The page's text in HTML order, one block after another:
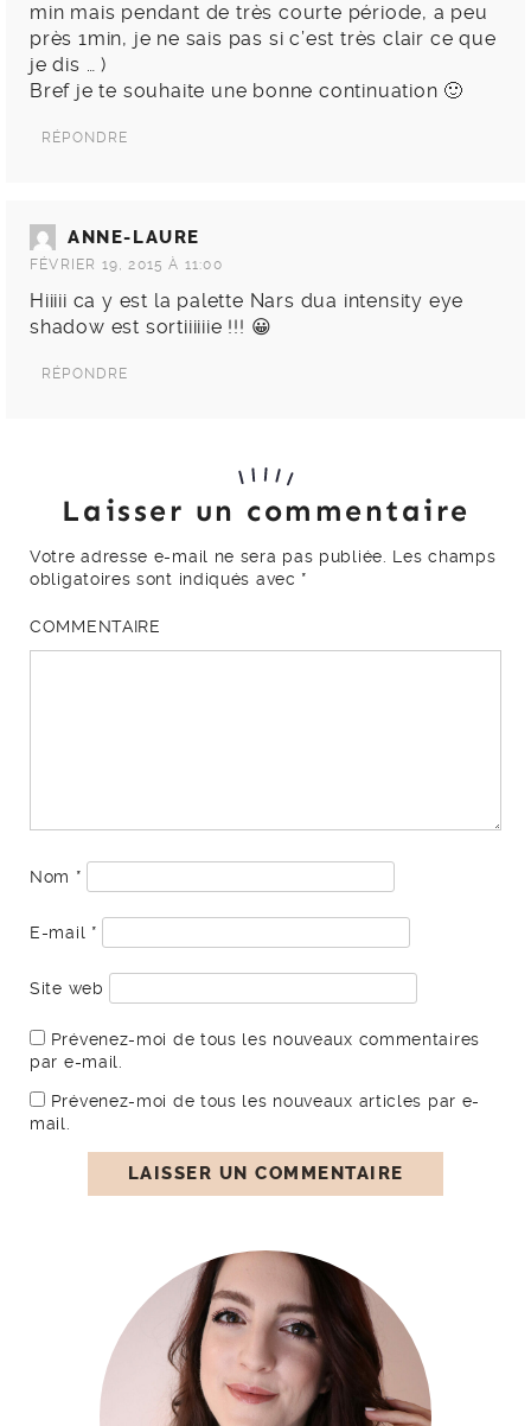
min mais pendant de très courte période, a peu
près 1min, je ne sais pas si c’est très clair ce que
je dis … )
Bref je te souhaite une bonne continuation 🙂
RÉPONDRE
ANNE-LAURE
FÉVRIER 19, 2015 À 11:00
Hiiiii ca y est la palette Nars dua intensity eye
shadow est sortiiiiiie !!! 😀
RÉPONDRE
Laisser un commentaire
Votre adresse e-mail ne sera pas publiée. Les champs
obligatoires sont indiqués avec *
COMMENTAIRE
Nom *
E-mail *
Site web
Prévenez-moi de tous les nouveaux commentaires
par e-mail.
Prévenez-moi de tous les nouveaux articles par e-
mail.